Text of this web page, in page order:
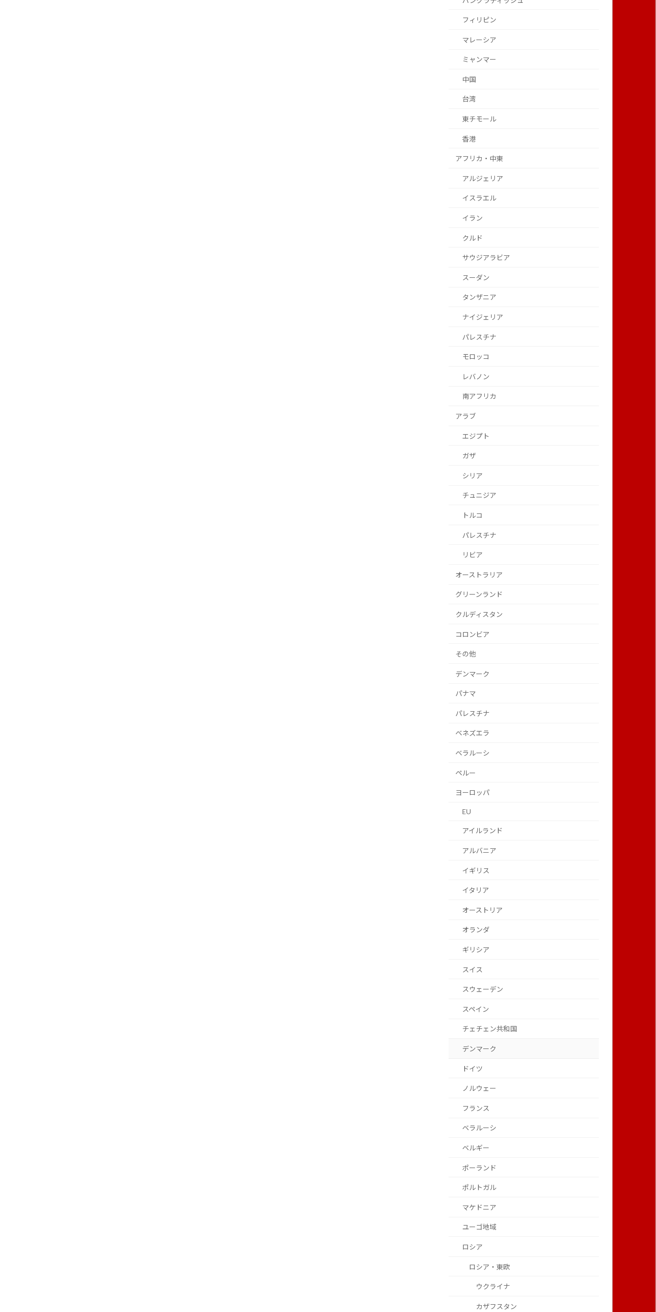
フィリピン
マレーシア
ミャンマー
中国
台湾
東チモール
香港
アフリカ・中東
アルジェリア
イスラエル
イラン
クルド
サウジアラビア
スーダン
タンザニア
ナイジェリア
パレスチナ
モロッコ
レバノン
南アフリカ
アラブ
エジプト
ガザ
シリア
チュニジア
トルコ
パレスチナ
リビア
オーストラリア
グリーンランド
クルディスタン
コロンビア
その他
デンマーク
パナマ
パレスチナ
ベネズエラ
ベラルーシ
ペルー
ヨーロッパ
EU
アイルランド
アルバニア
イギリス
イタリア
オーストリア
オランダ
ギリシア
スイス
スウェーデン
スペイン
チェチェン共和国
デンマーク
ドイツ
ノルウェー
フランス
ベラルーシ
ベルギー
ポーランド
ポルトガル
マケドニア
ユーゴ地域
ロシア
ロシア・東欧
ウクライナ
カザフスタン